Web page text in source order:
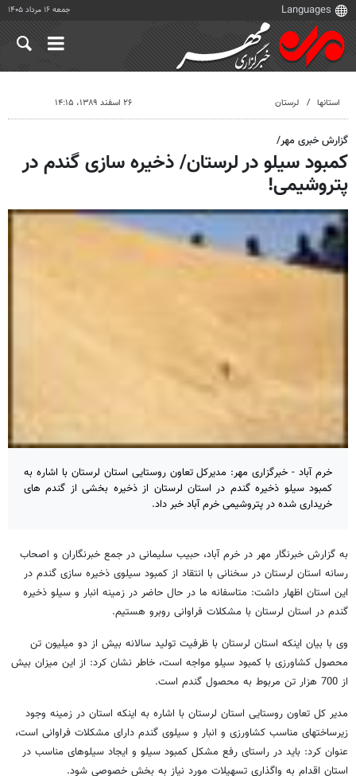
جمعه ۱۶ مرداد ۱۴۰۵
استانها لرستان ۲۶ اسفند ۱۳۸۹، ۱۴:۱۵
گزارش خبری مهر/
کمبود سیلو در لرستان/ ذخیره سازی گندم در
پتروشیمی!
خرم آباد - خبرگزاری مهر: مدیرکل تعاون روستایی استان لرستان با اشاره به
کمبود سیلو ذخیره گندم در استان لرستان از ذخیره بخشی از گندم های
خریداری شده در پتروشیمی خرم آباد خبر داد.
به گزارش خبرنگار مهر در خرم آباد، حبیب سلیمانی در جمع خبرنگاران و اصحاب
رسانه استان لرستان در سخنانی با انتقاد از کمبود سیلوی ذخیره سازی گندم در
این استان اظهار داشت: متاسفانه ما در حال حاضر در زمینه انبار و سیلو ذخیره
گندم در استان لرستان با مشکلات فراوانی روبرو هستیم.
وی با بیان اینکه استان لرستان با ظرفیت تولید سالانه بیش از دو میلیون تن
محصول کشاورزی با کمبود سیلو مواجه است، خاطر نشان کرد: از این میزان بیش
از 700 هزار تن مربوط به محصول گندم است.
مدیر کل تعاون روستایی استان لرستان با اشاره به اینکه استان در زمینه وجود
زیرساختهای مناسب کشاورزی و انبار و سیلوی گندم دارای مشکلات فراوانی است،
عنوان کرد: باید در راستای رفع مشکل کمبود سیلو و ایجاد سیلوهای مناسب در
استان اقدام به واگذاری تسهیلات مورد نیاز به بخش خصوصی شود.